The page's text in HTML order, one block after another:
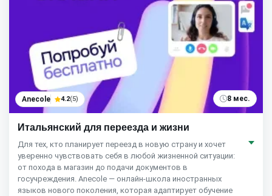
Anecole 4.2(5) 8 мес.
Итальянский для переезда и жизни
Для тех, кто планирует переезд в новую страну и хочет
уверенно чувствовать себя в любой жизненной ситуации:
от похода в магазин до подачи документов в
госучреждения. Anecole — онлайн-школа иностранных
языков нового поколения, которая адаптирует обучение